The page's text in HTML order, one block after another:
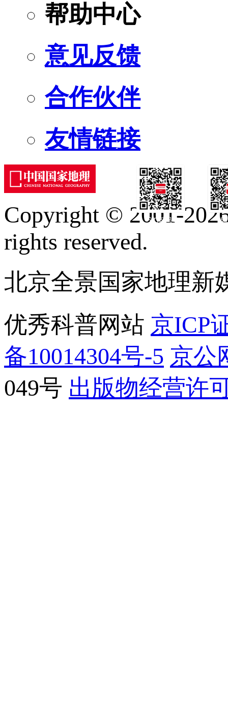
帮助中心
意见反馈
合作伙伴
友情链接
订阅号
Copyright © 2001-
rights reserved.
北京全景国家地理新
优秀科普网站 京ICP
备10014304号-5 京公
049号 出版物经营许